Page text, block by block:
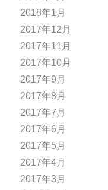
2018年1月
2017年12月
2017年11月
2017年10月
2017年9月
2017年8月
2017年7月
2017年6月
2017年5月
2017年4月
2017年3月